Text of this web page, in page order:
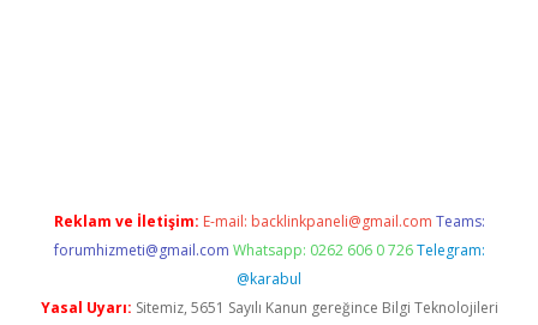
Reklam ve İletişim: E-mail: backlinkpaneli@gmail.com Teams:
forumhizmeti@gmail.com Whatsapp: 0262 606 0 726 Telegram:
@karabul
Yasal Uyarı: Sitemiz, 5651 Sayılı Kanun gereğince Bilgi Teknolojileri